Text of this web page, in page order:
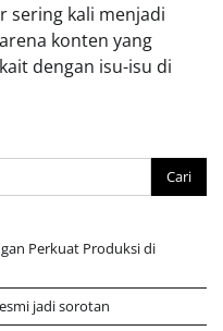
sering kali menjadi
konten yang
dengan isu-isu di
Perkuat Produksi di
jadi sorotan